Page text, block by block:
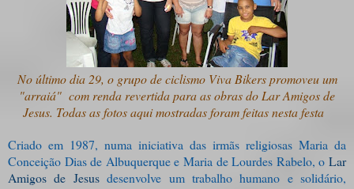
No último dia 29, o grupo de ciclismo Viva Bikers promoveu um
"arraiá" com renda revertida para as obras do Lar Amigos de
Jesus. Todas as fotos aqui mostradas foram feitas nesta festa
Criado em 1987, numa iniciativa das irmãs religiosas Maria da
Conceição Dias de Albuquerque e Maria de Lourdes Rabelo, o Lar
Amigos de Jesusdesenvolve um trabalho humano e solidário,